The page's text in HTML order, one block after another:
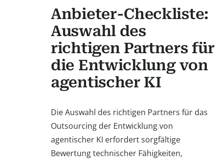
Anbieter-Checkliste:
Auswahl des
richtigen Partners für
die Entwicklung von
agentischer KI
Die Auswahl des richtigen Partners für das
Outsourcing der Entwicklung von
agentischer KI erfordert sorgfältige
Bewertung technischer Fähigkeiten,